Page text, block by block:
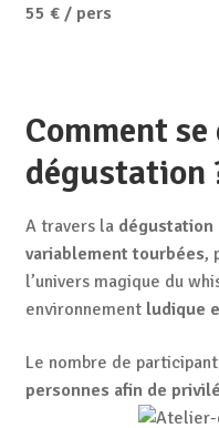
55 € / pers
Comment
dégustation
A travers la dégustation
variablement tourbées,
l’univers magique du
environnement ludique
Le nombre de
personnes afin de